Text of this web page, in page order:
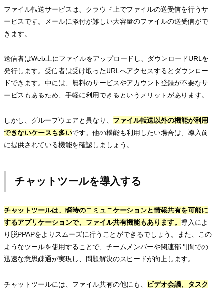
ファイル転送サービスは、クラウド上でファイルの送受信を行うサ
ービスです。メールに添付が難しい大容量のファイルの送受信がで
きます。
送信者はWeb上にファイルをアップロードし、ダウンロードURLを
発行します。受信者は受け取ったURLへアクセスするとダウンロー
ドできます。中には、無料のサービスやアカウント登録が不要なサ
ービスもあるため、手軽に利用できるというメリットがあります。
しかし、グループウェアと異なり、 ファイル転送以外の機能が利用
できないケースも多いです。他の機能も利用したい場合は、導入前
に提供されている機能を確認しましょう。
チャットツールを導入する
チャットツールは、瞬時のコミュニケーションと情報共有を可能に
するアプリケーションで、ファイル共有機能もあります。 導入によ
り脱PPAPをよりスムーズに行うことができるでしょう。また、この
ようなツールを使用することで、チームメンバーや関連部門間での
迅速な意思疎通が実現し、問題解決のスピードが向上します。
チャットツールには、ファイル共有の他にも、
ビデオ会議、タスク